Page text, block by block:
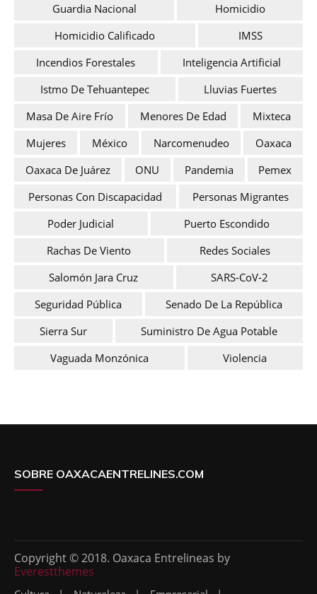
Guardia Nacional
Homicidio
Homicidio Calificado
IMSS
Incendios Forestales
Inteligencia Artificial
Istmo De Tehuantepec
Lluvias Fuertes
Masa De Aire Frío
Menores De Edad
Mixteca
Mujeres
México Narcomenudeo
Oaxaca
Oaxaca De Juárez
ONU Pandemia
Pemex
Personas Con Discapacidad
Personas Migrantes
Poder Judicial
Puerto Escondido
Rachas De Viento
Redes Sociales
Salomón Jara Cruz
SARS-CoV-2
Seguridad Pública
Senado De La República
Sierra Sur
Suministro De Agua Potable
Vaguada Monzónica
Violencia
SOBRE OAXACAENTRELINES.COM
Copyright © 2018. Oaxaca Entrelineas by
Everestthemes